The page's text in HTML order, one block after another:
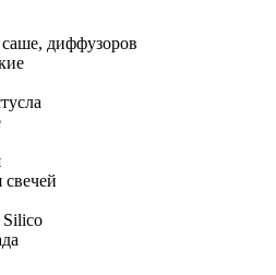
диффузоров
свечей